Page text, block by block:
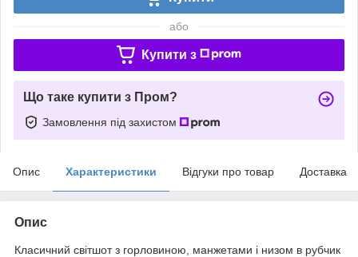
або
Купити з
Що таке купити з Пром?
Замовлення під захистом
Опис Характеристики Відгуки про товар Доставка
Опис
Класичний світшот з горловиною, манжетами і низом в рубчик